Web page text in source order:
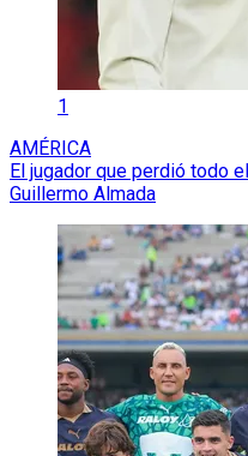
1
AMÉRICA
El jugador que perdió todo
Guillermo Almada